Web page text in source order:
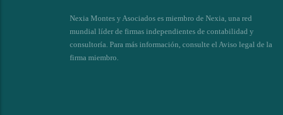
Nexia Montes y Asociados es miembro de Nexia, una red
mundial líder de firmas independientes de contabilidad y
consultoría. Para más información, consulte el Aviso legal de la
firma miembro.